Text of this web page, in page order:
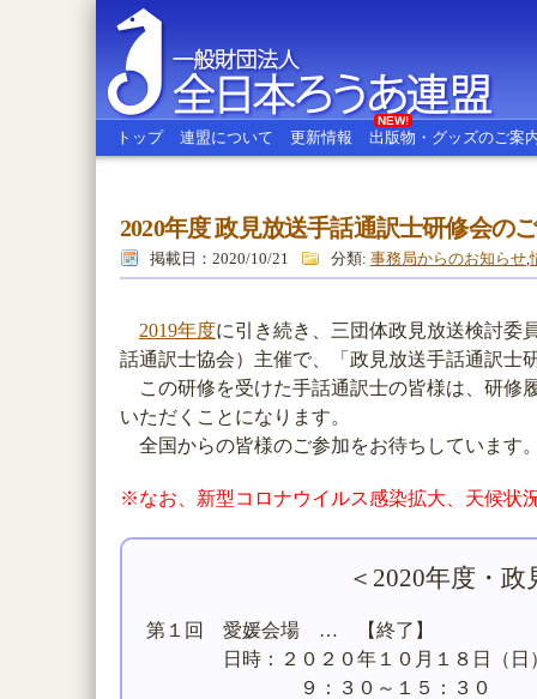
全日本ろうあ連盟
トップ 連盟について 更新情報 出版物・グッズのご案
NEW!
2020年度 政見放送手話通訳士研修会の
掲載日：2020/10/21 分類: 事務局からのお知らせ,
2019年度に引き続き、三団体政見放送検討委
話通訳士協会）主催で、「政見放送手話通訳士
この研修を受けた手話通訳士の皆様は、研修
いただくことになります。
全国からの皆様のご参加をお待ちしています
※なお、新型コロナウイルス感染拡大、天候状
＜2020年度・
第１回 愛媛会場 … 【終了】
日時：２０２０年１０月１８日（日
９：３０～１５：３０